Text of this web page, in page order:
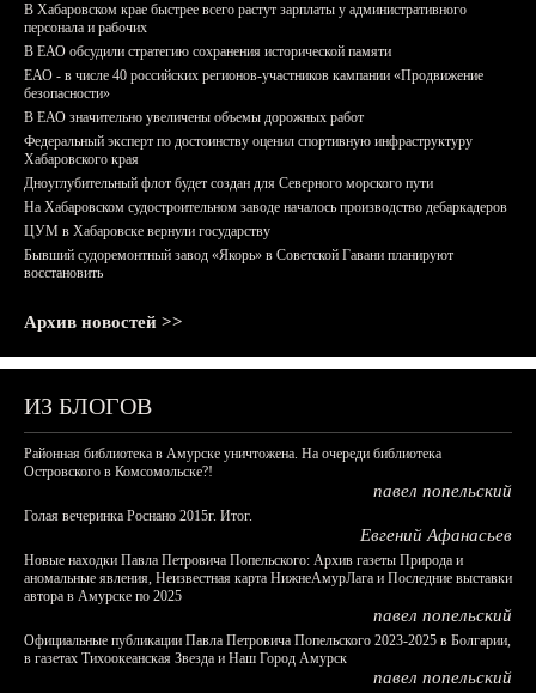
В Хабаровском крае быстрее всего растут зарплаты у административного
персонала и рабочих
В ЕАО обсудили стратегию сохранения исторической памяти
ЕАО - в числе 40 российских регионов-участников кампании «Продвижение
безопасности»
В ЕАО значительно увеличены объемы дорожных работ
Федеральный эксперт по достоинству оценил спортивную инфраструктуру
Хабаровского края
Дноуглубительный флот будет создан для Северного морского пути
На Хабаровском судостроительном заводе началось производство дебаркадеров
ЦУМ в Хабаровске вернули государству
Бывший судоремонтный завод «Якорь» в Советской Гавани планируют
восстановить
Архив новостей >>
ИЗ БЛОГОВ
Районная библиотека в Амурске уничтожена. На очереди библиотека
Островского в Комсомольске?!
павел попельский
Голая вечеринка Роснано 2015г. Итог.
Евгений Афанасьев
Новые находки Павла Петровича Попельского: Архив газеты Природа и
аномальные явления, Неизвестная карта НижнеАмурЛага и Последние выставки
автора в Амурске по 2025
павел попельский
Официальные публикации Павла Петровича Попельского 2023-2025 в Болгарии,
в газетах Тихоокеанская Звезда и Наш Город Амурск
павел попельский